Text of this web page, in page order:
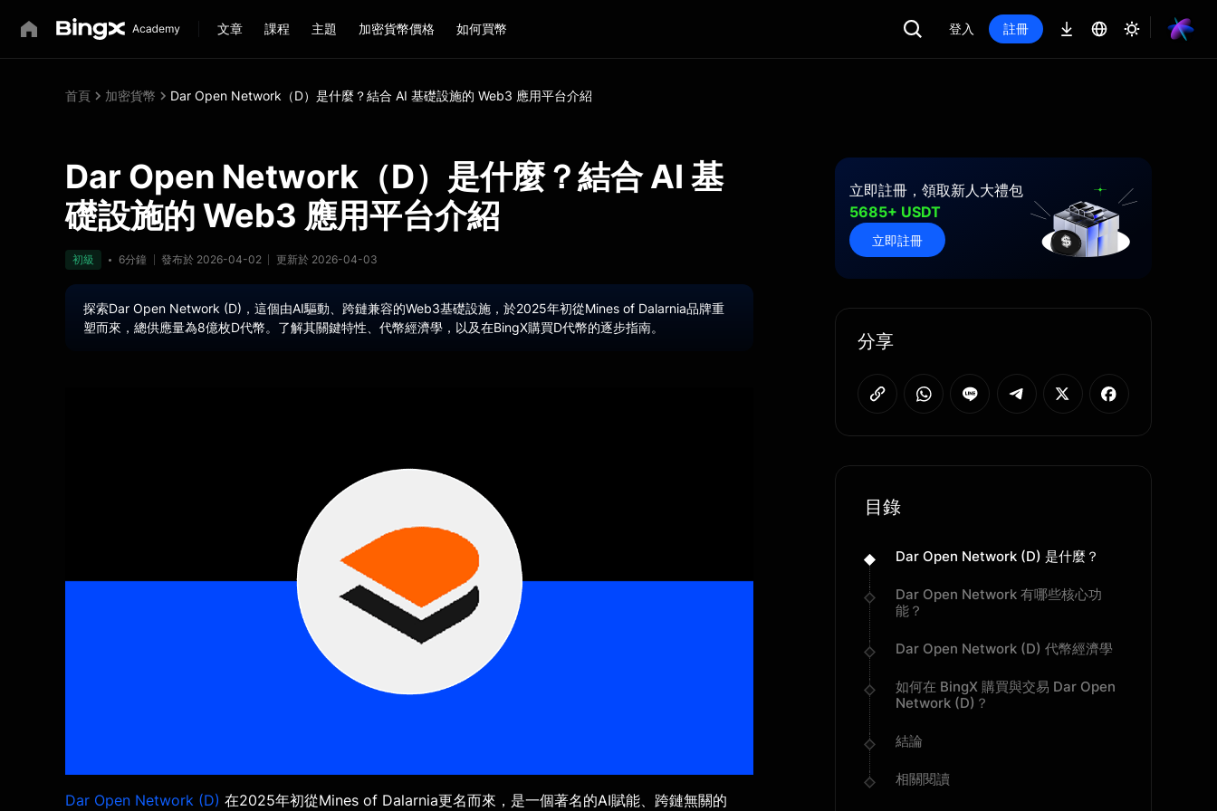
文章 課程 主題 加密貨幣價格 如何買幣 登入 註冊
首頁 加密貨幣 Dar Open Network（D）是什麼？結合 AI 基礎設施的 Web3 應用平台介紹
Dar Open Network（D）是什麼？結合 AI 基
礎設施的 Web3 應用平台介紹
初級 6分鐘 發布於 2026-04-02 更新於 2026-04-03
探索Dar Open Network (D)，這個由AI驅動、跨鏈兼容的Web3基礎設施，於2025年初從Mines of Dalarnia品牌重
塑而來，總供應量為8億枚D代幣。了解其關鍵特性、代幣經濟學，以及在BingX購買D代幣的逐步指南。
Dar Open Network (D) 在2025年初從Mines of Dalarnia更名而來，是一個著名的AI賦能、跨鏈無關的
立即註冊，領取新人大禮包
5685+ USDT
立即註冊
分享
目錄
Dar Open Network (D) 是什麼？
Dar Open Network 有哪些核心功
能？
Dar Open Network (D) 代幣經濟學
如何在 BingX 購買與交易 Dar Open
Network (D)？
結論
相關閱讀